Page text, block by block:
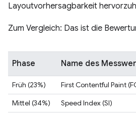
Layoutvorhersagbarkeit
Zum Vergleich: Das ist die
Phase Name des
Früh (23%) First Contentful Paint
Mittel (34%)
Speed Index (SI)